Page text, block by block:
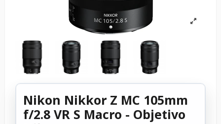
Nikon Nikkor Z MC 105mm
f/2.8 VR S Macro - Objetivo